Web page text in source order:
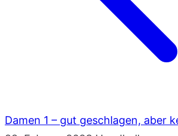
Damen 1 – gut geschlagen, aber